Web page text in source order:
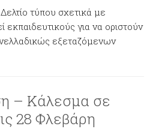
Δελτίο τύπου σχετικά με
εκπαιδευτικούς για να οριστούν
εξεταζόμενων
– Κάλεσμα σε
28 Φλεβάρη